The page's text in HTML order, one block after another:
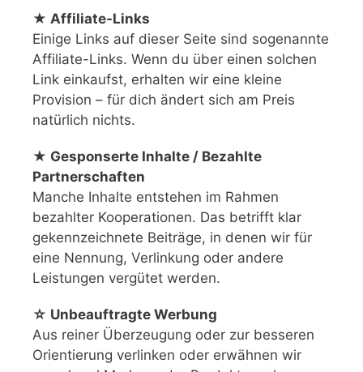
★ Affiliate-Links
Einige Links auf dieser Seite sind sogenannte
Affiliate-Links. Wenn du über einen solchen
Link einkaufst, erhalten wir eine kleine
Provision – für dich ändert sich am Preis
natürlich nichts.
★ Gesponserte Inhalte / Bezahlte
Partnerschaften
Manche Inhalte entstehen im Rahmen
bezahlter Kooperationen. Das betrifft klar
gekennzeichnete Beiträge, in denen wir für
eine Nennung, Verlinkung oder andere
Leistungen vergütet werden.
☆ Unbeauftragte Werbung
Aus reiner Überzeugung oder zur besseren
Orientierung verlinken oder erwähnen wir